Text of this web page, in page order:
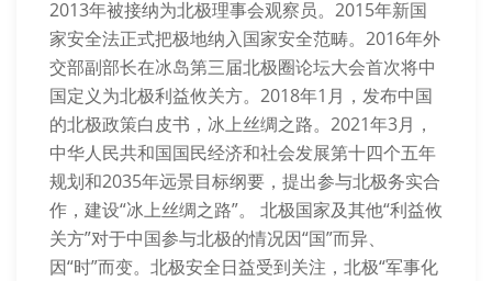
2013年被接纳为北极理事会观察员。2015年新国
家安全法正式把极地纳入国家安全范畴。2016年外
交部副部长在冰岛第三届北极圈论坛大会首次将中
国定义为北极利益攸关方。2018年1月，发布中国
的北极政策白皮书，冰上丝绸之路。2021年3月，
中华人民共和国国民经济和社会发展第十四个五年
规划和2035年远景目标纲要，提出参与北极务实合
作，建设“冰上丝绸之路”。 北极国家及其他“利益攸
关方”对于中国参与北极的情况因“国”而异、
因“时”而变。北极安全日益受到关注，北极“军事化